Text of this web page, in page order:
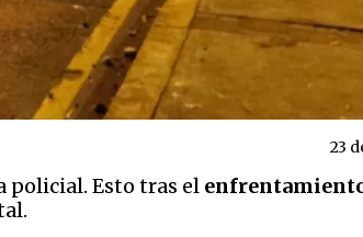
23
policial. Esto tras el